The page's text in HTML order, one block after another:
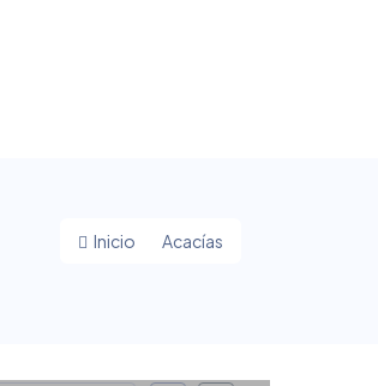
Inicio Acacías